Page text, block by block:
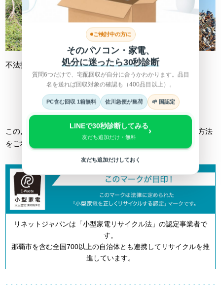
不法投棄 不適切処理
詳しくは総務省HPへ >
このようなトラブルに巻き込まれない為にも、正しい回収方法
をご利用ください。
リネットジャパンは「小型家電リサイクル法」の認定事業者で
す。
那覇市を含む全国700以上の自治体とも連携してリサイクルを推
進しています。
ご検討中の方に
そのパソコン・家電、
処分に迷ったら30秒診断
質問6つだけで、宅配回収が自分に合うかわかります。品目
名を送れば回収対象の確認も（400品目以上）。
PC含む回収 1箱無料 佐川急便が集荷 🌱 国認定
LINEで30秒診断してみる
友だち追加だけ・無料
›
友だち追加だけしておく